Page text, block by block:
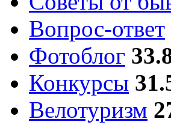
Вопрос-ответ
Фотоблог
Конкурсы
Велотуризм